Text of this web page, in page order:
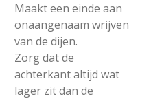
Maakt een einde aan
onaangenaam wrijven
van de dijen.
Zorg dat de
achterkant altijd wat
lager zit dan de